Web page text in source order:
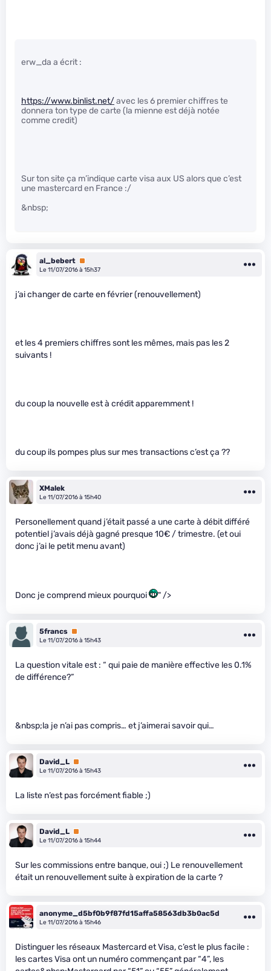
erw_da a écrit :
https://www.binlist.net/avec les 6 premier chiffres te
donnera ton type de carte (la mienne est déjà notée
comme credit)
Sur ton site ça m’indique carte visa aux US alors que c’est
une mastercard en France :/
&nbsp;
al_bebert Premium
Le 11/07/2016 à 15h37
j’ai changer de carte en février (renouvellement)
et les 4 premiers chiffres sont les mêmes, mais pas les 2
suivants !
du coup la nouvelle est à crédit apparemment !
du coup ils pompes plus sur mes transactions c’est ça ??
XMalek
Le 11/07/2016 à 15h40
Personellement quand j’était passé a une carte à débit différé
potentiel j’avais déjà gagné presque 10€ / trimestre. (et oui
donc j’ai le petit menu avant)
Donc je comprend mieux pourquoi " />
5francs Premium
Le 11/07/2016 à 15h43
La question vitale est : “ qui paie de manière effective les 0.1%
de différence?”
&nbsp;la je n’ai pas compris… et j’aimerai savoir qui…
David_L Premium
Le 11/07/2016 à 15h43
La liste n’est pas forcément fiable ;)
David_L Premium
Le 11/07/2016 à 15h44
Sur les commissions entre banque, oui ;) Le renouvellement
était un renouvellement suite à expiration de la carte ?
anonyme_d5bf0b9f87fd15affa58563db3b0ac5d
Le 11/07/2016 à 15h46
Distinguer les réseaux Mastercard et Visa, c’est le plus facile :
les cartes Visa ont un numéro commençant par “4”, les